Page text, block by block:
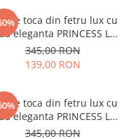
toca din fetru lux cu
eleganta PRINCESS LUX
(NEGRU) - marime unica,
reglabila
345,00 RON
139,00 RON
toca din fetru lux cu
eleganta PRINCESS LUX
(VERDE persan) - marime
345,00 RON